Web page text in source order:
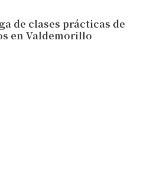
de clases prácticas de
en Valdemorillo